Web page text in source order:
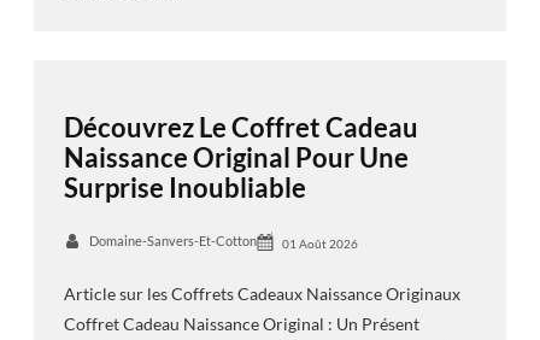
Découvrez Le Coffret Cadeau
Naissance Original Pour Une
Surprise Inoubliable
Domaine-Sanvers-Et-Cotton 01 Août 2026
Article sur les Coffrets Cadeaux Naissance Originaux
Coffret Cadeau Naissance Original : Un Présent